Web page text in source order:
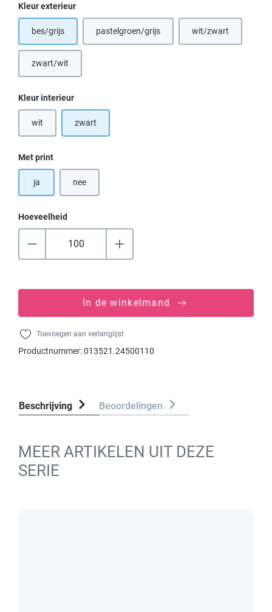
Selecteer
Kleur exterieur
bes/grijs pastelgroen/grijs wit/zwart
zwart/wit(Deze optie is momenteel niet beschikbaar.)
Selecteer
Kleur interieur
wit(Deze optie is momenteel niet beschikbaar.)
zwart
Selecteer
Met print
ja nee
Hoeveelheid
In de winkelmand
Toevoegen aan verlanglijst
Productnummer:013521.24500110
Beschrijving Beoordelingen
MEER ARTIKELEN UIT DEZE
SERIE